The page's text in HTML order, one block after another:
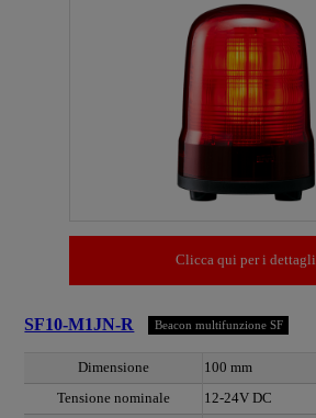
Clicca qui per i dettagli
SF10-M1JN-R Beacon multifunzione SF
Dimensione
100 mm
Tensione nominale
12-24V DC